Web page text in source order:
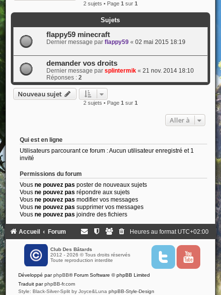
2 sujets • Page 1 sur 1
Sujets
flappy59 minecraft
Dernier message par flappy59« 02 mai 2015 18:19
demander vos droits
Dernier message par splintermik« 21 nov. 2014 18:10
Réponses : 2
Nouveau sujet
2 sujets • Page 1 sur 1
Aller à
Qui est en ligne
Utilisateurs parcourant ce forum : Aucun utilisateur enregistré et 1
invité
Permissions du forum
Vous ne pouvez pas poster de nouveaux sujets
Vous ne pouvez pas répondre aux sujets
Vous ne pouvez pas modifier vos messages
Vous ne pouvez pas supprimer vos messages
Vous ne pouvez pas joindre des fichiers
Accueil Forum Heures au format UTC+02:00
Club Des Bâtards
2012 - 2026 © Tous droits réservés
Toute reproduction interdite
T
i
Y
u
Développé parphpBB® Forum Software © phpBB Limited
Traduit parphpBB-fr.com
Style: Black-Silver-Split by Joyce&Luna phpBB-Style-Design